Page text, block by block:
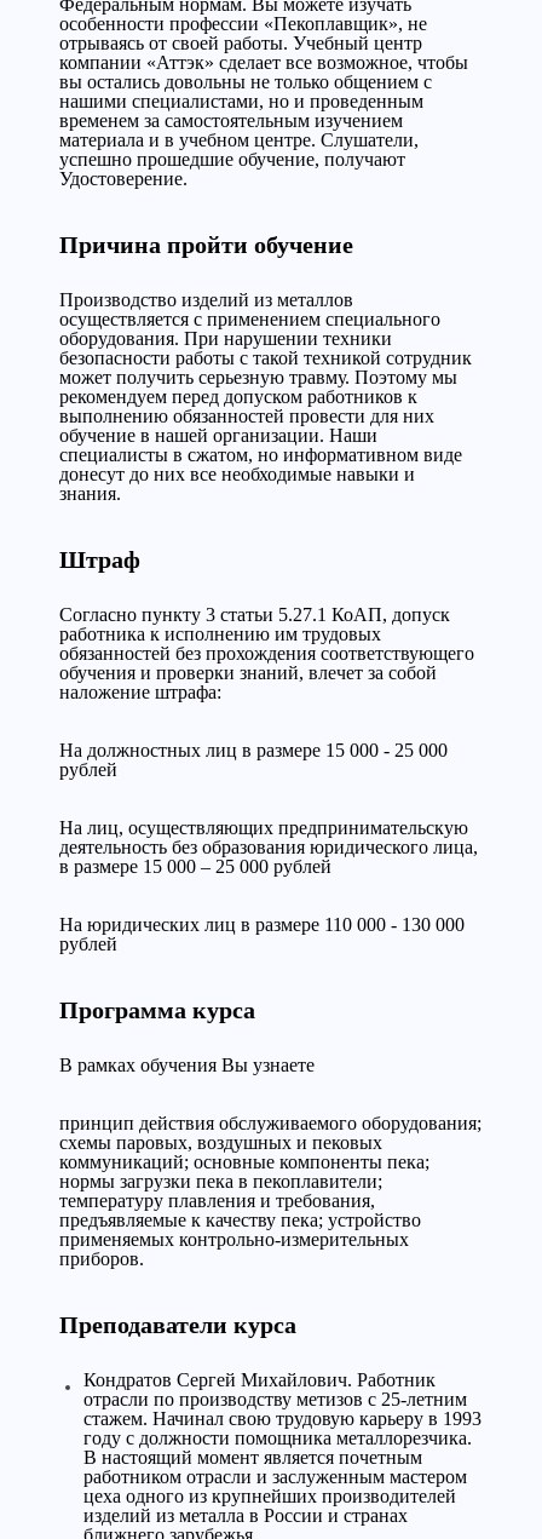
Федеральным нормам. Вы можете изучать
особенности профессии «Пекоплавщик», не
отрываясь от своей работы. Учебный центр
компании «Аттэк» сделает все возможное, чтобы
вы остались довольны не только общением с
нашими специалистами, но и проведенным
временем за самостоятельным изучением
материала и в учебном центре. Слушатели,
успешно прошедшие обучение, получают
Удостоверение.
Причина пройти обучение
Производство изделий из металлов
осуществляется с применением специального
оборудования. При нарушении техники
безопасности работы с такой техникой сотрудник
может получить серьезную травму. Поэтому мы
рекомендуем перед допуском работников к
выполнению обязанностей провести для них
обучение в нашей организации. Наши
специалисты в сжатом, но информативном виде
донесут до них все необходимые навыки и
знания.
Штраф
Согласно пункту 3 статьи 5.27.1 КоАП, допуск
работника к исполнению им трудовых
обязанностей без прохождения соответствующего
обучения и проверки знаний, влечет за собой
наложение штрафа:
На должностных лиц в размере 15 000 - 25 000
рублей
На лиц, осуществляющих предпринимательскую
деятельность без образования юридического лица,
в размере 15 000 – 25 000 рублей
На юридических лиц в размере 110 000 - 130 000
рублей
Программа курса
В рамках обучения Вы узнаете
принцип действия обслуживаемого оборудования;
схемы паровых, воздушных и пековых
коммуникаций; основные компоненты пека;
нормы загрузки пека в пекоплавители;
температуру плавления и требования,
предъявляемые к качеству пека; устройство
применяемых контрольно-измерительных
приборов.
Преподаватели курса
Кондратов Сергей Михайлович. Работник
отрасли по производству метизов с 25-летним
стажем. Начинал свою трудовую карьеру в 1993
году с должности помощника металлорезчика.
В настоящий момент является почетным
работником отрасли и заслуженным мастером
цеха одного из крупнейших производителей
изделий из металла в России и странах
ближнего зарубежья.